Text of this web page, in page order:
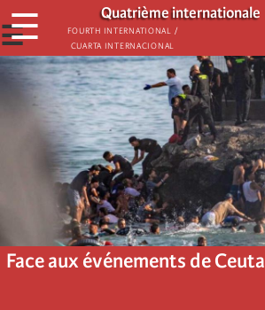
Aller
au
contenu
principal
Quatrième internationale
Fourth International /
Cuarta Internacional
☰
☰
Face aux événements de Ceuta